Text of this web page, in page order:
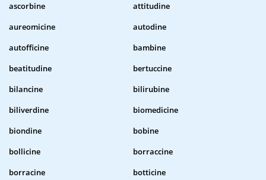
ascorbine
attitudine
aureomicine
autodine
autofficine
bambine
beatitudine
bertuccine
bilancine
bilirubine
biliverdine
biomedicine
biondine
bobine
bollicine
borraccine
borracine
botticine